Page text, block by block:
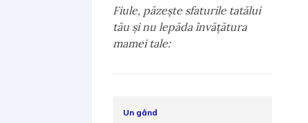
Fiule, păzeşte sfaturile tatălui
tău şi nu lepăda învăţătura
mamei tale:
Un gând